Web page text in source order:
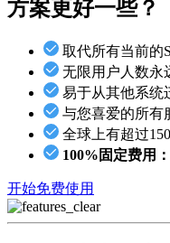
方案更好一些？
取代所有当前的
无限用户人数永
易于从其他系统
与您喜爱的所有
全球上有超过
100%固定费用：
开始免费使用